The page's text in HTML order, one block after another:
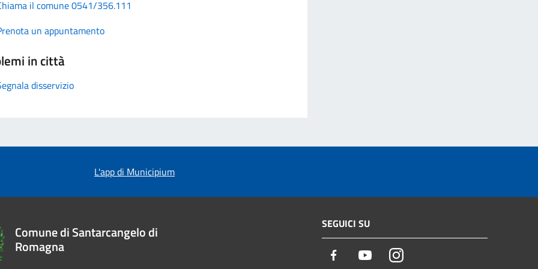
il comune 0541/356.111
un appuntamento
in città
disservizio
L'app di Municipium
Comune di Santarcangelo di
Romagna
SEGUICI SU
Facebook YoutubeInstagram